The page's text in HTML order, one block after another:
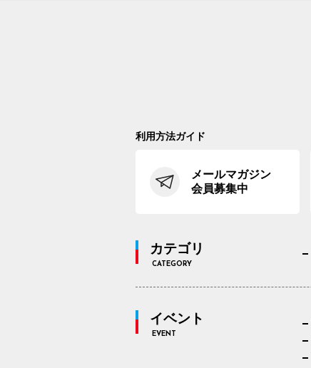
利用方法ガイド
メールマガジン
会員募集中
カテゴリ
CATEGORY
イベント
EVENT